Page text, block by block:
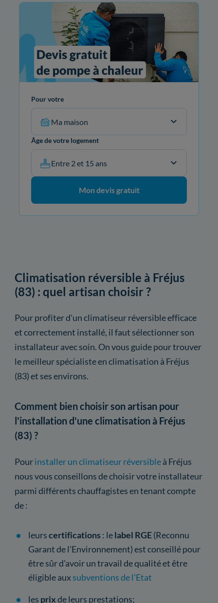
Pour votre
Ma maison
Âge de votre logement
Entre 2 et 15 ans
Mon devis gratuit
Climatisation réversible à Fréjus
(83) : quel artisan choisir ?
Pour profiter d'un climatiseur réversible efficace
et correctement installé, il faut sélectionner son
installateur avec soin. On vous guide pour trouver
le meilleur spécialiste en climatisation à Fréjus
(83) et ses environs.
Comment bien choisir son artisan pour
l'installation d'une climatisation à Fréjus
(83) ?
Pourinstaller un climatiseur réversibleà Fréjus
nous vous conseillons de choisir votre installateur
parmi différents chauffagistes en tenant compte
de :
leurscertifications : lelabel RGE(Reconnu
Garant de l'Environnement) est conseillé pour
être sûr d'avoir un travail de qualité et être
éligible auxsubventions de l'Etat
les prixde leurs prestations;